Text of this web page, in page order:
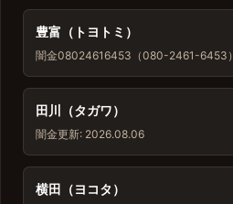
豊富（トヨトミ）
闇金08024616453（080-2461-6453）
田川（タガワ）
闇金更新: 2026.08.06
横田（ヨコタ）